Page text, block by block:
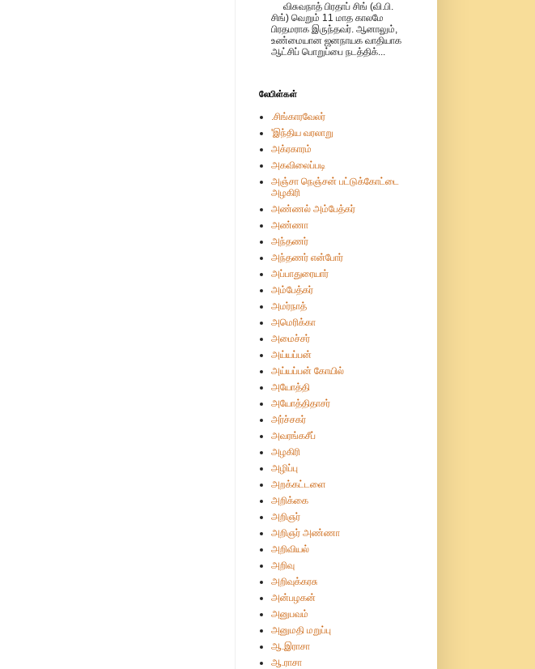
விசுவநாத் பிரதாப் சிங் (வி.பி.
சிங்) வெறும் 11 மாத காலமே
பிரதமராக இருந்தவர். ஆனாலும்,
உண்மையான ஜனநாயக வாதியாக
ஆட்சிப் பொறுப்பை நடத்திக்...
லேபிள்கள்
.சிங்காரவேலர்
'இந்திய வரலாறு
அக்ரகாரம்
அகவிலைப்படி
அஞ்சா நெஞ்சன் பட்டுக்கோட்டை
அழகிரி
அண்ணல் அம்பேத்கர்
அண்ணா
அந்தணர்
அந்தணர் என்போர்
அப்பாதுரையார்
அம்பேத்கர்
அமர்நாத்
அமெரிக்கா
அமைச்சர்
அய்யப்பன்
அய்யப்பன் கோயில்
அயோத்தி
அயோத்திதாசர்
அர்ச்சகர்
அவரங்கசீப்
அழகிரி
அழிப்பு
அறக்கட்டளை
அறிக்கை
அறிஞர்
அறிஞர் அண்ணா
அறிவியல்
அறிவு
அறிவுக்கரசு
அன்பழகன்
அனுபவம்
அனுமதி மறுப்பு
ஆ.இராசா
ஆ.ராசா